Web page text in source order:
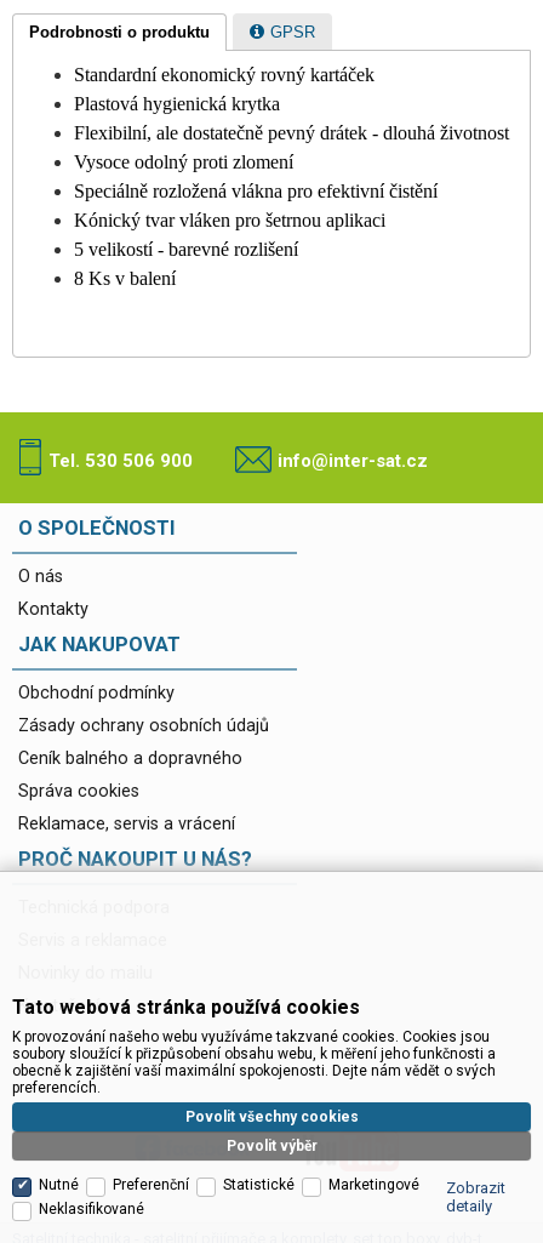
Podrobnosti o produktu GPSR
Standardní ekonomický rovný kartáček
Plastová hygienická krytka
Flexibilní, ale dostatečně pevný drátek - dlouhá životnost
Vysoce odolný proti zlomení
Speciálně rozložená vlákna pro efektivní čistění
Kónický tvar vláken pro šetrnou aplikaci
5 velikostí - barevné rozlišení
8 Ks v balení
Tel. 530 506 900 info@inter-sat.cz
O SPOLEČNOSTI
O nás
Kontakty
JAK NAKUPOVAT
Obchodní podmínky
Zásady ochrany osobních údajů
Ceník balného a dopravného
Správa cookies
Reklamace, servis a vrácení
PROČ NAKOUPIT U NÁS?
Ke stažení
Tato webová stránka používá cookies
K provozování našeho webu využíváme takzvané cookies. Cookies jsou
soubory sloužící k přizpůsobení obsahu webu, k měření jeho funkčnosti a
obecně k zajištění vaší maximální spokojenosti. Dejte nám vědět o svých
preferencích.
Povolit výběr
Povolit všechny cookies
Nutné Preferenční Statistické
Marketingové
Neklasifikované
Zobrazit
detaily